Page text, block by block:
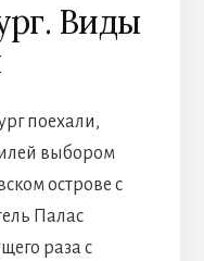
Виды
поехали,
выбором
острове с
Палас
раза с